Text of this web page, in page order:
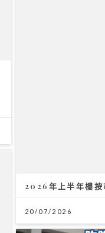
2026年上半年樓按
20/07/2026